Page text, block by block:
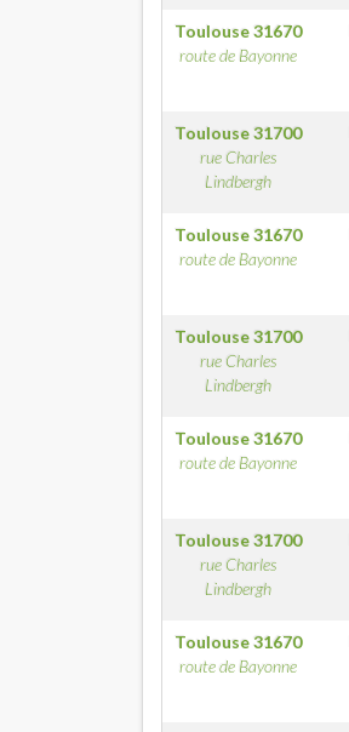
Toulouse31670
route de Bayonne
Toulouse31700
rue Charles
Lindbergh
Toulouse31670
route de Bayonne
Toulouse31700
rue Charles
Lindbergh
Toulouse31670
route de Bayonne
Toulouse31700
rue Charles
Lindbergh
Toulouse31670
route de Bayonne